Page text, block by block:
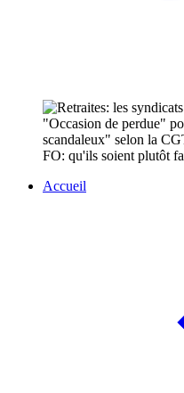
"Occasion de perdue"
scandaleux" selon la
FO: qu'ils soient plutôt
Accueil